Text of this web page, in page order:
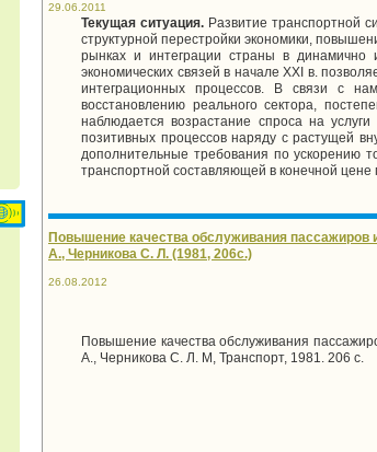
29.06.2011
Текущая ситуация. Развитие транспортной
структурной перестройки экономики,
рынках и интеграции страны в динамично
экономических связей в начале XXI в.
интеграционных процессов. В связи с
восстановлению реального сектора,
наблюдается возрастание спроса на
позитивных процессов наряду с растущей
дополнительные требования по ускорению
транспортной составляющей в конечной цене
Повышение качества обслуживания
А., Черникова С. Л. (1981, 206с.)
26.08.2012
Повышение качества обслуживания
А., Черникова С. Л. М, Транспорт, 1981. 206 с.